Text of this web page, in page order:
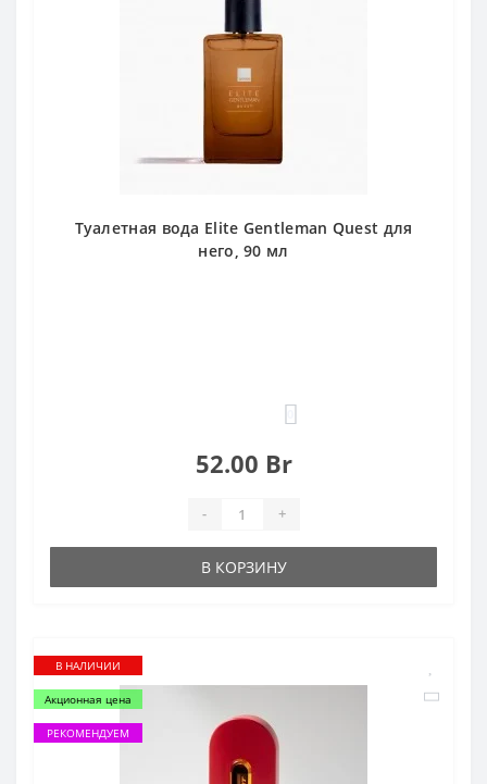
Туалетная вода Elite Gentleman Quest для
него, 90 мл
52.00 Br
- +
В КОРЗИНУ
В НАЛИЧИИ
Акционная цена
РЕКОМЕНДУЕМ